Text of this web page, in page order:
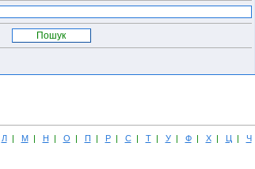
Л| М| Н | О | П | Р| С| Т| У| Ф| Х| Ц | Ч